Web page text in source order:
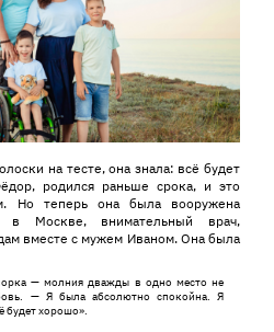
на тесте, она знала: всё будет
родился раньше срока, и это
Но теперь она была вооружена
в Москве, внимательный врач,
вместе с мужем Иваном. Она была
— молния дважды в одно место не
— Я была абсолютно спокойна. Я
будет хорошо».